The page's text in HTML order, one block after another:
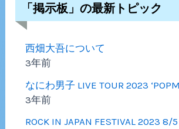
「掲示板」の最新トピック
西畑大吾について
3年前
なにわ男子 LIVE TOUR 2023
3年前
ROCK IN JAPAN FESTIVAL 2023 8/5